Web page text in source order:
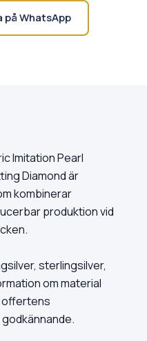
på WhatsApp
Imitation Pearl
Diamond är
kombinerar
produktion vid
sterlingsilver,
om material
offertens